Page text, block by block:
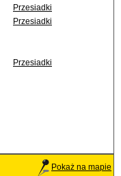
Przesiadki
Przesiadki
Przesiadki
Pokaż na mapie